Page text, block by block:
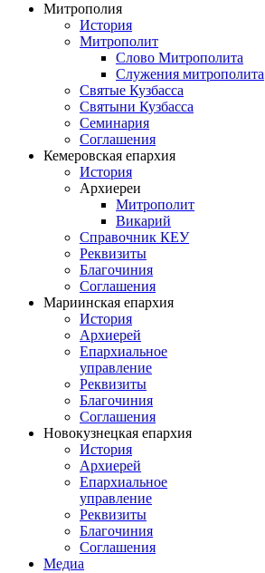
Митрополия
История
Митрополит
Слово Митрополита
Служения митрополита
Святые Кузбасса
Святыни Кузбасса
Семинария
Соглашения
Кемеровская епархия
История
Архиереи
Митрополит
Викарий
Справочник КЕУ
Реквизиты
Благочиния
Соглашения
Мариинская епархия
История
Архиерей
Епархиальное
управление
Реквизиты
Благочиния
Соглашения
Новокузнецкая епархия
История
Архиерей
Епархиальное
управление
Реквизиты
Благочиния
Соглашения
Медиа